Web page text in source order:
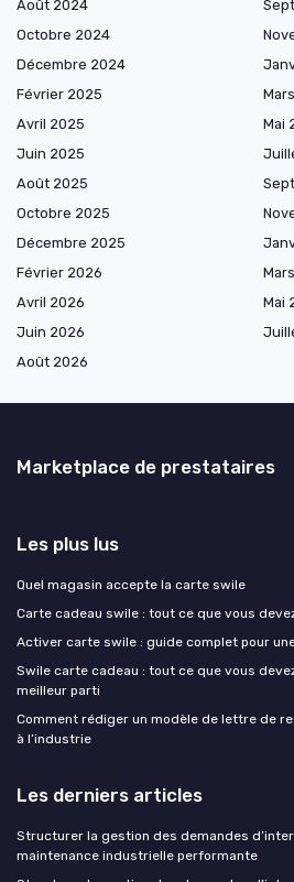
Août 2024
Octobre 2024
Décembre 2024
Février 2025
Avril 2025
Mai
Juin 2025
Août 2025
Octobre 2025
Décembre 2025
Février 2026
Avril 2026
Mai
Juin 2026
Août 2026
Marketplace de prestataires
Les plus lus
Quel magasin accepte la carte swile
Carte cadeau swile : tout ce que vous
Activer carte swile : guide complet pour
Swile carte cadeau : tout ce que vous
meilleur parti
Comment rédiger un modèle de lettre de
à l’industrie
Les derniers articles
Structurer la gestion des demandes
maintenance industrielle performante